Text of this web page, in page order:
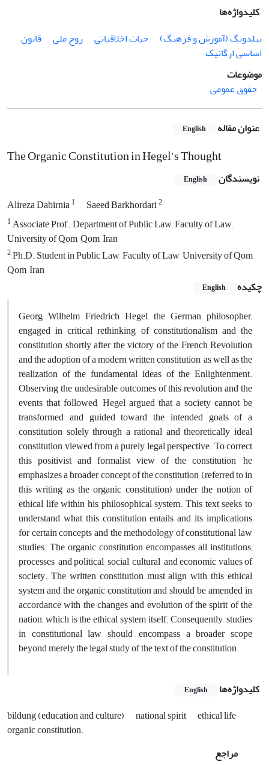
کلیدواژه‌ها
بیلدونگ (آموزش و فرهنگ)
حیات اخلاقیاتی روح ملی
قانون
اساسی ارگانیک
موضوعات
حقوق عمومی
عنوان مقاله English
The Organic Constitution in Hegel's Thought
نویسندگان English
Alireza Dabirnia1 Saeed Barkhordari2
1Associate Prof., Department of Public Law, Faculty of Law,
University of Qom, Qom, Iran
2Ph.D. Student in Public Law, Faculty of Law, University of Qom,
Qom, Iran
چکیده
English
Georg Wilhelm Friedrich Hegel, the German philosopher,
engaged in critical rethinking of constitutionalism and the
constitution shortly after the victory of the French Revolution
and the adoption of a modern written constitution, as well as the
realization of the fundamental ideas of the Enlightenment.
Observing the undesirable outcomes of this revolution and the
events that followed, Hegel argued that a society cannot be
transformed and guided toward the intended goals of a
constitution solely through a rational and theoretically ideal
constitution viewed from a purely legal perspective. To correct
this positivist and formalist view of the constitution, he
emphasizes a broader concept of the constitution (referred to in
this writing as the organic constitution) under the notion of
ethical life within his philosophical system. This text seeks to
understand what this constitution entails and its implications
for certain concepts and the methodology of constitutional law
studies. The organic constitution encompasses all institutions,
processes, and political, social, cultural, and economic values of
society. The written constitution must align with this ethical
system and the organic constitution and should be amended in
accordance with the changes and evolution of the spirit of the
nation, which is the ethical system itself. Consequently, studies
in constitutional law should encompass a broader scope
beyond merely the legal study of the text of the constitution.
کلیدواژه‌ها English
bildung (education and ‎culture) national spirit ‎ethical life
organic ‎constitution.‎
مراجع